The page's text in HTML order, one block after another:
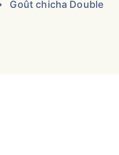
Goût chicha Double